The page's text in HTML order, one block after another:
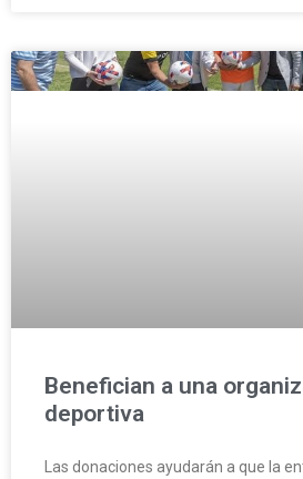
Benefician a una
deportiva
Las donaciones ayudarán a que la